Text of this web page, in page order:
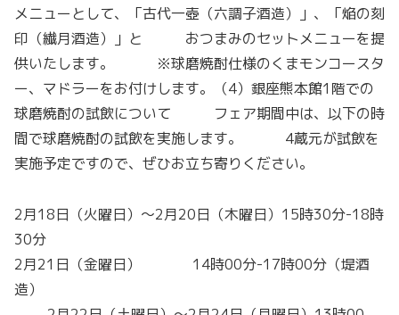
メニューとして、「古代一壺（六調子酒造）」、「焔の刻
印（繊月酒造）」と おつまみのセットメニューを提
供いたします。 ※球磨焼酎仕様のくまモンコースタ
ー、マドラーをお付けします。（4）銀座熊本館1階での
球磨焼酎の試飲について フェア期間中は、以下の時
間で球磨焼酎の試飲を実施します。 4蔵元が試飲を
実施予定ですので、ぜひお立ち寄りください。
2月18日（火曜日）～2月20日（木曜日）15時30分-18時
30分
2月21日（金曜日） 14時00分-17時00分（堤酒
造）